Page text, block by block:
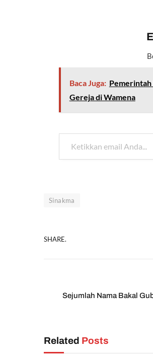
Baca Juga: Pemerintah
Gereja di Wamena
Ketikkan email Anda...
Sinakma
SHARE.
Sejumlah Nama Bakal
Related Posts